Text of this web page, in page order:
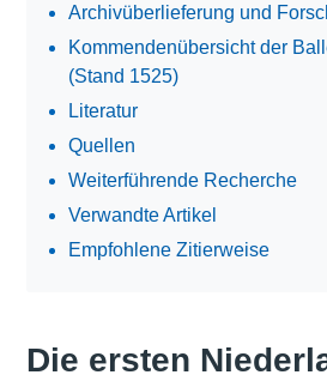
Archivüberlieferung und
Kommendenübersicht der
(Stand 1525)
Literatur
Quellen
Weiterführende Recherche
Verwandte Artikel
Empfohlene Zitierweise
Die ersten